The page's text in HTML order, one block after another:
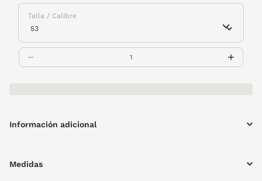
Talla / Calibre
Información adicional
Medidas